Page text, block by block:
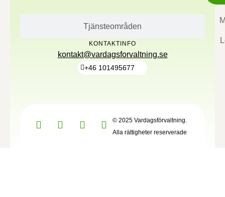
Tjänsteområden
KONTAKTINFO
kontakt@vardagsforvaltning.se
+46 101495677
© 2025 Vardagsförvaltning.
Alla rättigheter reserverade